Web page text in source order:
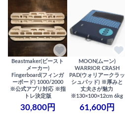
Beastmaker(ビースト
メーカー)
Fingerboard(フィンガ
ーボード) 1000/2000
※公式アプリ対応 ※指
トレ決定版
30,800円
MOON(ムーン)
WARRIOR CRASH
PAD(ウォリアークラッ
シュパッド) ※厚みと
丈夫さが魅力
※130×100×12cm 6kg
61,600円